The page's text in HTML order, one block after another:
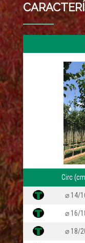
Circ
⌀ 14/
⌀ 16/
⌀ 18/